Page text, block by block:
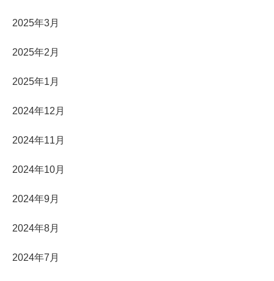
2025年3月
2025年2月
2025年1月
2024年12月
2024年11月
2024年10月
2024年9月
2024年8月
2024年7月